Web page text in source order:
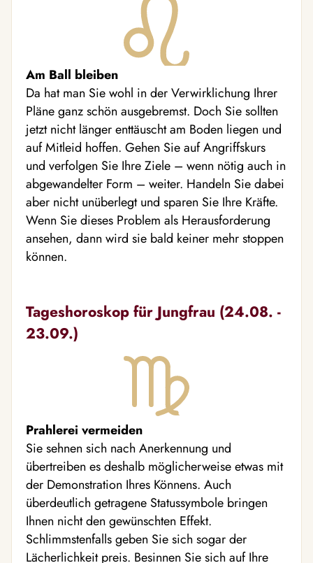
Am Ball bleiben
Da hat man Sie wohl in der Verwirklichung Ihrer
Pläne ganz schön ausgebremst. Doch Sie sollten
jetzt nicht länger enttäuscht am Boden liegen und
auf Mitleid hoffen. Gehen Sie auf Angriffskurs
und verfolgen Sie Ihre Ziele – wenn nötig auch in
abgewandelter Form – weiter. Handeln Sie dabei
aber nicht unüberlegt und sparen Sie Ihre Kräfte.
Wenn Sie dieses Problem als Herausforderung
ansehen, dann wird sie bald keiner mehr stoppen
können.
Tageshoroskop für Jungfrau (24.08. -
23.09.)
Prahlerei vermeiden
Sie sehnen sich nach Anerkennung und
übertreiben es deshalb möglicherweise etwas mit
der Demonstration Ihres Könnens. Auch
überdeutlich getragene Statussymbole bringen
Ihnen nicht den gewünschten Effekt.
Schlimmstenfalls geben Sie sich sogar der
Lächerlichkeit preis. Besinnen Sie sich auf Ihre